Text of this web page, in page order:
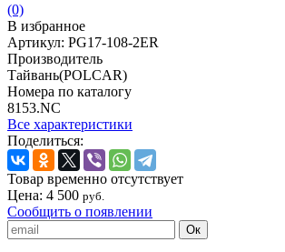
(0)
В избранное
Артикул: PG17-108-2ER
Производитель
Тайвань(POLCAR)
Номера по каталогу
8153.NC
Все характеристики
Поделиться:
Товар временно отсутствует
Цена: 4 500 руб.
Сообщить о появлении